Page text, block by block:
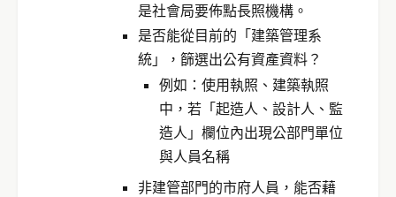
是社會局要佈點長照機構。
是否能從目前的「建築管理系
統」，篩選出公有資產資料？
例如：使用執照、建築執照
中，若「起造人、設計人、監
造人」欄位內出現公部門單位
與人員名稱
非建管部門的市府人員，能否藉